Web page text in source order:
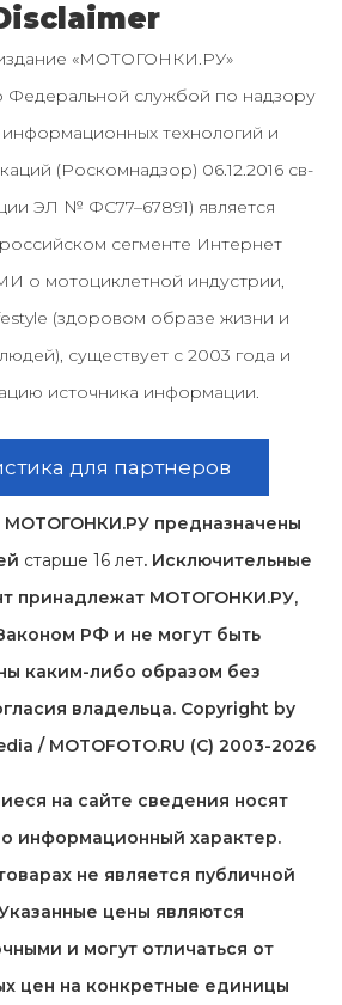
«МОТОГОНКИ.РУ»
Федеральной службой по надзору
информационных технологий и
(Роскомнадзор) 06.12.2016 св-
ЭЛ № ФС77–67891) является
сегменте Интернет
о мотоциклетной индустрии,
(здоровом образе жизни и
существует с 2003 года и
источника информации.
для партнеров
МОТОГОНКИ.РУ предназначены
старше 16 лет. Исключительные
принадлежат МОТОГОНКИ.РУ,
РФ и не могут быть
каким-либо образом без
владельца. Copyright by
/ MOTOFOTO.RU (C) 2003-2026
на cайте сведения носят
информационный характер.
не является публичной
цены являются
и могут отличаться от
цен на конкретные единицы